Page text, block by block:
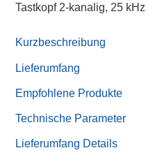
Tastkopf 2-kanalig, 25 kHz
Kurzbeschreibung
Lieferumfang
Empfohlene Produkte
Technische Parameter
Lieferumfang Details